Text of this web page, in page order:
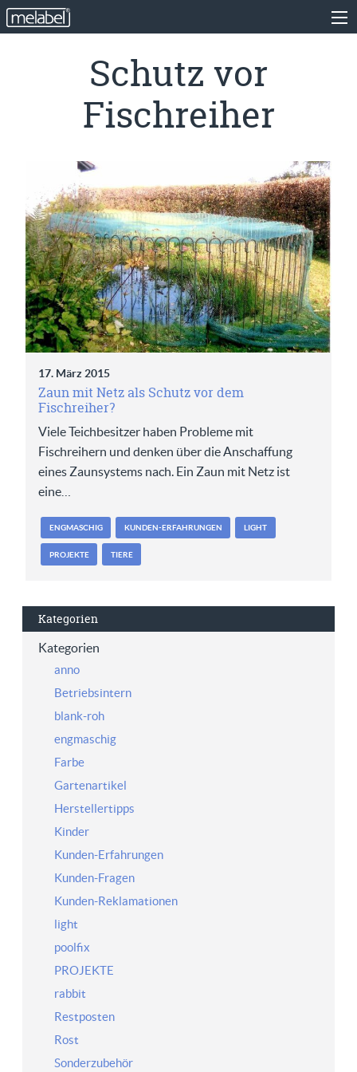
Schutz vor
Fischreiher
17. März 2015
Zaun mit Netz als Schutz vor dem
Fischreiher?
Viele Teichbesitzer haben Probleme mit
Fischreihern und denken über die Anschaffung
eines Zaunsystems nach. Ein Zaun mit Netz ist
eine…
ENGMASCHIG KUNDEN-ERFAHRUNGEN LIGHT
PROJEKTE TIERE
Kategorien
Kategorien
anno
Betriebsintern
blank-roh
engmaschig
Farbe
Gartenartikel
Herstellertipps
Kinder
Kunden-Erfahrungen
Kunden-Fragen
Kunden-Reklamationen
light
poolfix
PROJEKTE
rabbit
Restposten
Rost
Sonderzubehör